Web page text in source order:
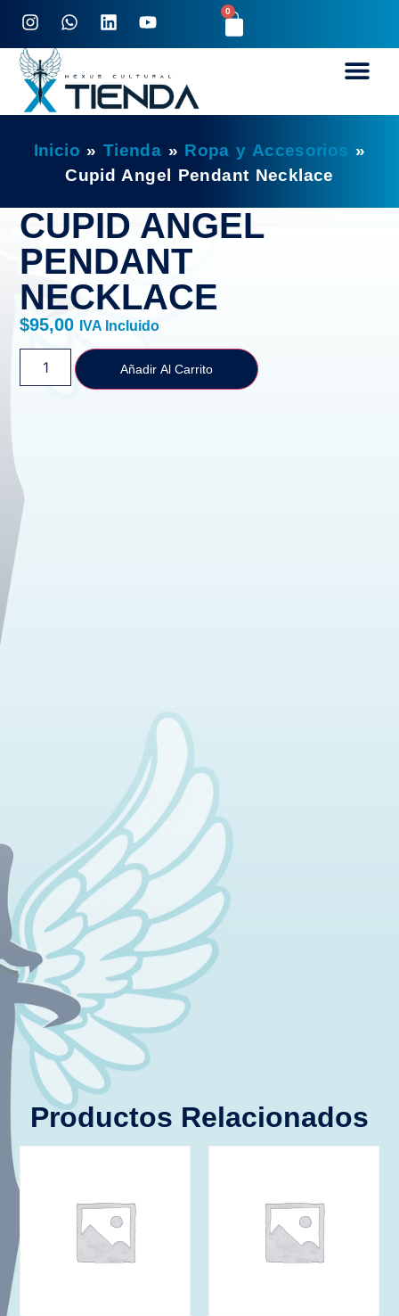
0
Inicio » Tienda » Ropa y Accesorios »
Cupid Angel Pendant Necklace
CUPID ANGEL
PENDANT
NECKLACE
$95,00 IVA Incluido
Añadir Al Carrito
Productos Relacionados